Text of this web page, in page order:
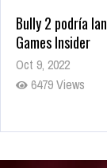
Bully 2 podría
Games Insider
Oct 9, 2022
6479 Views
Rumor: Se